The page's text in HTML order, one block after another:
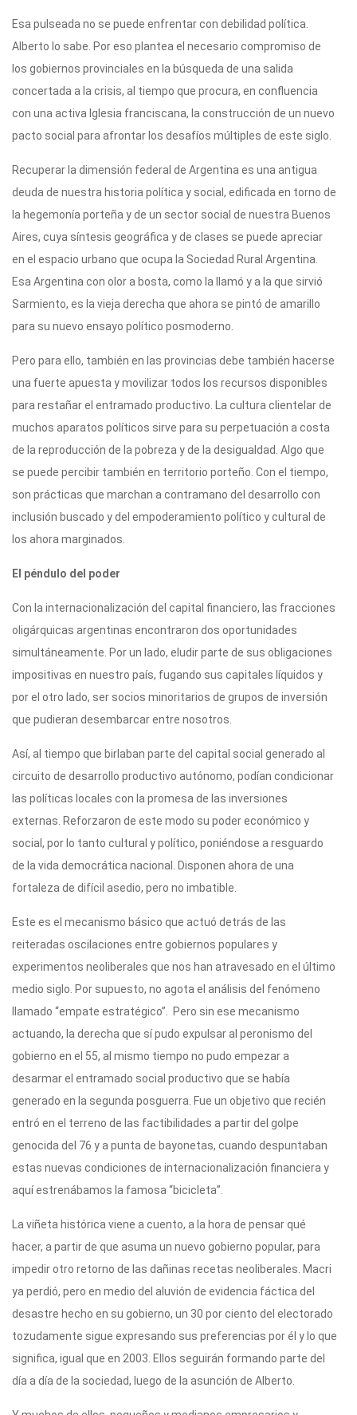
Esa pulseada no se puede enfrentar con debilidad política.
Alberto lo sabe. Por eso plantea el necesario compromiso de
los gobiernos provinciales en la búsqueda de una salida
concertada a la crisis, al tiempo que procura, en confluencia
con una activa Iglesia franciscana, la construcción de un nuevo
pacto social para afrontar los desafíos múltiples de este siglo.
Recuperar la dimensión federal de Argentina es una antigua
deuda de nuestra historia política y social, edificada en torno de
la hegemonía porteña y de un sector social de nuestra Buenos
Aires, cuya síntesis geográfica y de clases se puede apreciar
en el espacio urbano que ocupa la Sociedad Rural Argentina.
Esa Argentina con olor a bosta, como la llamó y a la que sirvió
Sarmiento, es la vieja derecha que ahora se pintó de amarillo
para su nuevo ensayo político posmoderno.
Pero para ello, también en las provincias debe también hacerse
una fuerte apuesta y movilizar todos los recursos disponibles
para restañar el entramado productivo. La cultura clientelar de
muchos aparatos políticos sirve para su perpetuación a costa
de la reproducción de la pobreza y de la desigualdad. Algo que
se puede percibir también en territorio porteño. Con el tiempo,
son prácticas que marchan a contramano del desarrollo con
inclusión buscado y del empoderamiento político y cultural de
los ahora marginados.
El péndulo del poder
Con la internacionalización del capital financiero, las fracciones
oligárquicas argentinas encontraron dos oportunidades
simultáneamente. Por un lado, eludir parte de sus obligaciones
impositivas en nuestro país, fugando sus capitales líquidos y
por el otro lado, ser socios minoritarios de grupos de inversión
que pudieran desembarcar entre nosotros.
Así, al tiempo que birlaban parte del capital social generado al
circuito de desarrollo productivo autónomo, podían condicionar
las políticas locales con la promesa de las inversiones
externas. Reforzaron de este modo su poder económico y
social, por lo tanto cultural y político, poniéndose a resguardo
de la vida democrática nacional. Disponen ahora de una
fortaleza de difícil asedio, pero no imbatible.
Este es el mecanismo básico que actuó detrás de las
reiteradas oscilaciones entre gobiernos populares y
experimentos neoliberales que nos han atravesado en el último
medio siglo. Por supuesto, no agota el análisis del fenómeno
llamado “empate estratégico”. Pero sin ese mecanismo
actuando, la derecha que sí pudo expulsar al peronismo del
gobierno en el 55, al mismo tiempo no pudo empezar a
desarmar el entramado social productivo que se había
generado en la segunda posguerra. Fue un objetivo que recién
entró en el terreno de las factibilidades a partir del golpe
genocida del 76 y a punta de bayonetas, cuando despuntaban
estas nuevas condiciones de internacionalización financiera y
aquí estrenábamos la famosa “bicicleta”.
La viñeta histórica viene a cuento, a la hora de pensar qué
hacer, a partir de que asuma un nuevo gobierno popular, para
impedir otro retorno de las dañinas recetas neoliberales. Macri
ya perdió, pero en medio del aluvión de evidencia fáctica del
desastre hecho en su gobierno, un 30 por ciento del electorado
tozudamente sigue expresando sus preferencias por él y lo que
significa, igual que en 2003. Ellos seguirán formando parte del
día a día de la sociedad, luego de la asunción de Alberto.